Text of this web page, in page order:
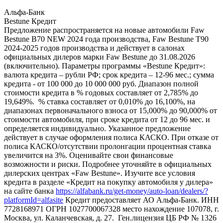
Альфа-Банк
Bestune Кредит
Предложение распространяется на новые автомобили Faw
Bestune B70 NEW 2024 года производства, Faw Bestune T90
2024-2025 годов производства и действует в салонах
официальных дилеров марки Faw Bestune до 31.08.2026
(включительно). Параметры программы «Bestune Кредит»:
валюта кредита – рубли РФ; срок кредита – 12-96 мес.; сумма
кредита - от 100 000 до 10 000 000 руб. Диапазон полной
стоимости кредита в % годовых составляет от 2,785% до
19,649%. % ставка составляет от 0,010% до 16,100%, на
диапазонах первоначального взноса от 15,000% до 90,000% от
стоимости автомобиля, при сроке кредита от 12 до 96 мес. и
определяется индивидуально. Указанное предложение
действует в случае оформления полиса КАСКО. При отказе от
полиса КАСКО/отсутствии пролонгации процентная ставка
увеличится на 3%. Оценивайте свои финансовые
возможности и риски. Подробнее уточняйте в официальных
дилерских центрах «Faw Bestune». Изучите все условия
кредита в разделе «Кредит на покупку автомобиля у дилера»
на сайте банка https://alfabank.ru/get-money/auto-loan/dealers/?
platformId=alfasite Кредит предоставляет АО Альфа-Банк. ИНН
7728168971 ОГРН 1027700067328 место нахождение 107078, г.
Москва, ул. Каланчевская, д. 27. Ген.лицензия ЦБ РФ № 1326